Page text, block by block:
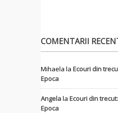
COMENTARII
Mihaela la Ecouri din
Epoca
Angelala Ecouri din
Epoca